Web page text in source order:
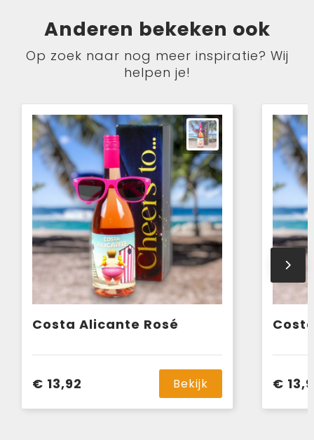
Anderen bekeken ook
Op zoek naar nog meer inspiratie? Wij
helpen je!
Costa Alicante Rosé
€ 13,92 Bekijk €